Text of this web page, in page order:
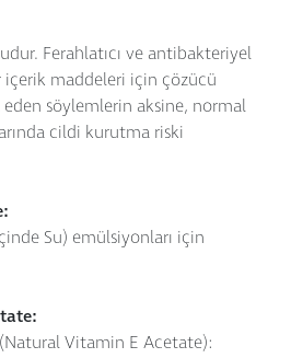
Ferahlatıcı ve antibakteriyel
içerik maddeleri için çözücü
söylemlerin aksine, normal
cildi kurutma riski
Su) emülsiyonları için
Vitamin E Acetate):